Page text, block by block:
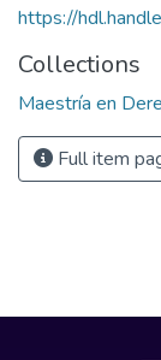
https://
Collections
Maestría en
Full item